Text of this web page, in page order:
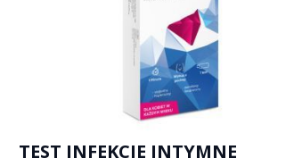
TEST INFEKCJE INTYMNE